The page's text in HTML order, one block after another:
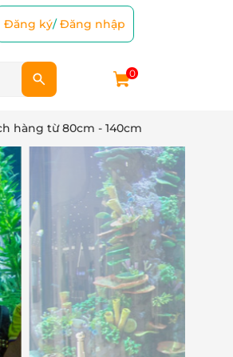
Đăng ký/Đăng nhập
0
hàng từ 80cm - 140cm